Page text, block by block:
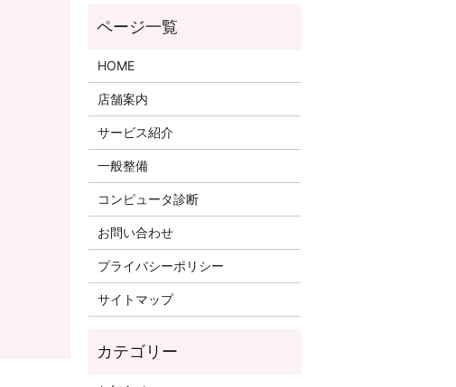
HOME
店舗案内
サービス紹介
一般整備
コンピュータ診断
お問い合わせ
プライバシーポリシー
サイトマップ